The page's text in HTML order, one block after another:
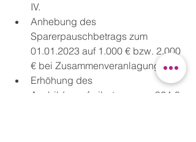
IV.
Anhebung des
Sparerpauschbetrags zum
01.01.2023 auf 1.000 € bzw. 2.000
€ bei Zusammenveranlagung.
Erhöhung des
Ausbildungsfreibetrags von 924 €